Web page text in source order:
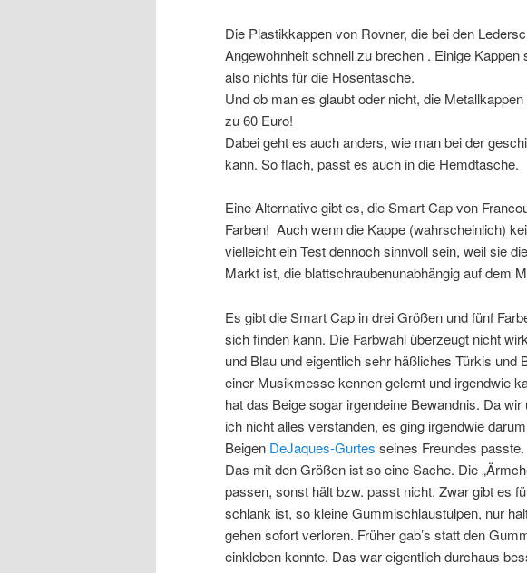
Die Plastikkappen von Rovner, die bei den
Angewohnheit schnell zu brechen . Einige
also nichts für die Hosentasche.
Und ob man es glaubt oder nicht, die
zu 60 Euro!
Dabei geht es auch anders, wie man bei der
kann. So flach, passt es auch in die Hemdtasche.
Eine Alternative gibt es, die Smart Cap von
Farben! Auch wenn die Kappe (wahrscheinlich)
vielleicht ein Test dennoch sinnvoll sein, weil sie
Markt ist, die blattschraubenunabhängig auf dem
Es gibt die Smart Cap in drei Größen und fünf
sich finden kann. Die Farbwahl überzeugt nicht
und Blau und eigentlich sehr häßliches Türkis und
einer Musikmesse kennen gelernt und irgendwie
hat das Beige sogar irgendeine Bewandnis. Da
ich nicht alles verstanden, es ging irgendwie
Beigen DeJaques-Gurtes seines Freundes passte.
Das mit den Größen ist so eine Sache. Die
passen, sonst hält bzw. passt nicht. Zwar gibt es
schlank ist, so kleine Gummischlaustulpen, nur
gehen sofort verloren. Früher gab’s statt den
einkleben konnte. Das war eigentlich durchaus